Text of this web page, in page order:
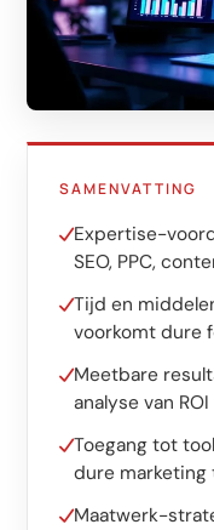
AI voor groei
AI-agents
Marketing
AI content
Chatbot
Software op maat
Opleiding
Website
Razendsnel met
SAMENVATTING
Expertise-
SEO, PPC,
Tijd en
voorkomt dure
Meetbare
analyse van ROI
Toegang tot
dure marketing
Maatwerk-